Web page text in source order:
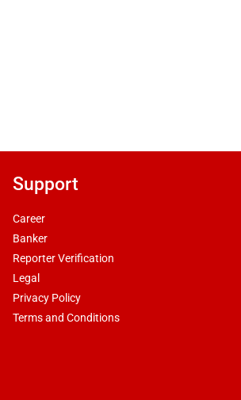
Support
Career
Banker
Reporter Verification
Legal
Privacy Policy
Terms and Conditions